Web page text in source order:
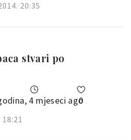
20:35
stvari po
4 mjeseci ago
0
18:21